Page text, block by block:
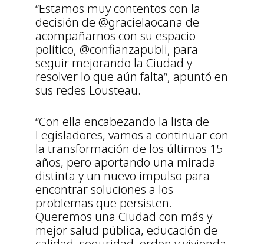
“Estamos muy contentos con la
decisión de @gracielaocana de
acompañarnos con su espacio
político, @confianzapubli, para
seguir mejorando la Ciudad y
resolver lo que aún falta”, apuntó en
sus redes Lousteau.
“Con ella encabezando la lista de
Legisladores, vamos a continuar con
la transformación de los últimos 15
años, pero aportando una mirada
distinta y un nuevo impulso para
encontrar soluciones a los
problemas que persisten.
Queremos una Ciudad con más y
mejor salud pública, educación de